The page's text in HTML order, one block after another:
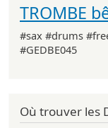
TROMBE
#sax #drums
#GEDBE045
Où trouver les